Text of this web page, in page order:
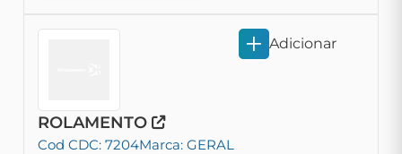
ROLAMENTO
Cod CDC: 7204Marca: GERAL
Adicionar